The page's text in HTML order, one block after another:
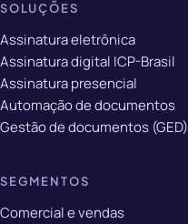
SOLUÇÕES
Assinatura eletrônica
Assinatura digital ICP-Brasil
Assinatura presencial
Automação de documentos
Gestão de documentos (GED)
SEGMENTOS
Comercial e vendas